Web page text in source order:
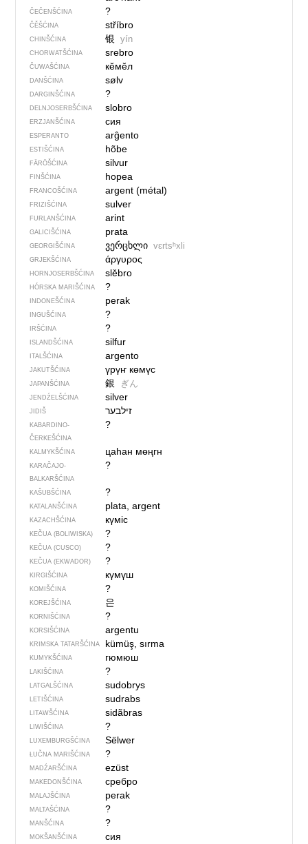
ČEČENŠĆINA ?
ČĚŠĆINA stříbro
CHINŠĆINA 银 yín
CHORWATŠĆINA srebro
ČUWAŠĆINA кӗмӗл
DANŠĆINA sølv
DARGINŠĆINA ?
DELNJOSERBŠĆINA slobro
ERZJANŠĆINA сия
ESPERANTO arĝento
ESTIŠĆINA hõbe
FÄRÖŠĆINA silvur
FINŠĆINA hopea
FRANCOŠĆINA argent (métal)
FRIZIŠĆINA sulver
FURLANŠĆINA arint
GALICIŠĆINA prata
GEORGIŠĆINA ვერცხლი vɛrtsʰxli
GRJEKŠĆINA άργυρος
HORNJOSERBŠĆINA slěbro
HÓRSKA MARIŠĆINA ?
INDONEŠĆINA perak
INGUŠĆINA ?
IRŠĆINA ?
ISLANDŠĆINA silfur
ITALŠĆINA argento
JAKUTŠĆINA үрүҥ көмүс
JAPANŠĆINA 銀 ぎん
JENDŹELŠĆINA silver
JIDIŠ
KABARDINO-
ČERKEŠĆINA
?
KALMYKŠĆINA цаһан мөңгн
KARAČAJO-
BALKARŠĆINA
?
KAŠUBŠĆINA ?
KATALANŠĆINA plata, argent
KAZACHŠĆINA күміс
KEČUA (BOLIWISKA) ?
KEČUA (CUSCO) ?
KEČUA (EKWADOR) ?
KIRGIŠĆINA күмүш
KOMIŠĆINA ?
KOREJŠĆINA 은
KORNIŠĆINA ?
KORSIŠĆINA argentu
KRIMSKA TATARŠĆINA kümüş, sırma
KUMYKŠĆINA гюмюш
LAKIŠĆINA ?
LATGALŠĆINA sudobrys
LETIŠĆINA sudrabs
LITAWŠĆINA sidãbras
LIWIŠĆINA ?
LUXEMBURGŠĆINA Sëlwer
ŁUČNA MARIŠĆINA ?
MADŹARŠĆINA ezüst
MAKEDONŠĆINA сребро
MALAJŠĆINA perak
MALTAŠĆINA ?
MANŠĆINA ?
MOKŠANŠĆINA сия